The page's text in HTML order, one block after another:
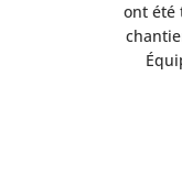
ont été